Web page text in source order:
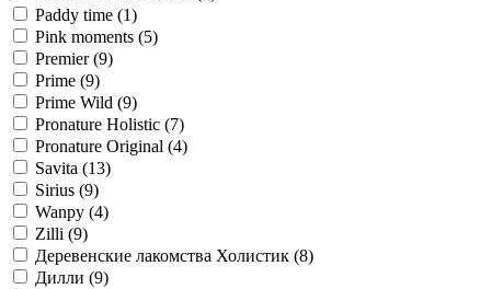
Paddy time (1)
Pink moments (5)
Premier(9)
Prime (9)
Prime Wild (9)
Pronature Holistic (7)
Pronature Original (4)
Savita (13)
Sirius (9)
Wanpy (4)
Zilli (9)
Деревенские лакомства Холистик (8)
Дилли (9)